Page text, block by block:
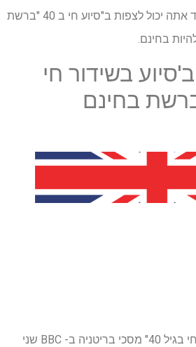
המשך לקרוא ולגלות כיצד אתה יכול לצפות ב"סיוע חי ב 40 "ברשת
בחינם.
בשידור חי
40 'ברשת בחינם
הפרק הראשון של "סיוע חי בגיל 40" מסכי בריטניה ב- BBC שני